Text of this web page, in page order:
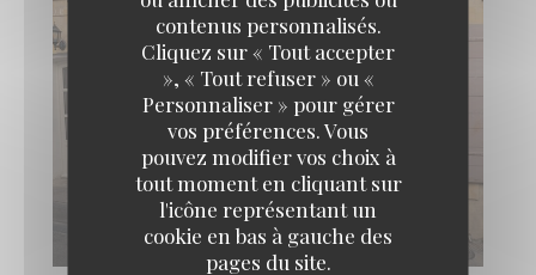
contenus personnalisés.
Cliquez sur « Tout accepter
», « Tout refuser » ou «
Personnaliser » pour gérer
vos préférences. Vous
pouvez modifier vos choix à
tout moment en cliquant sur
l'icône représentant un
cookie en bas à gauche des
pages du site.